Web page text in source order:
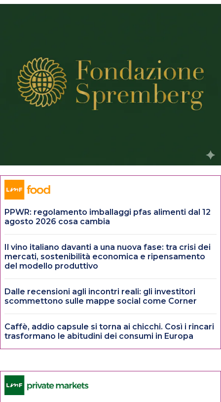
PPWR: regolamento imballaggi pfas alimenti dal 12
agosto 2026 cosa cambia
Il vino italiano davanti a una nuova fase: tra crisi dei
mercati, sostenibilità economica e ripensamento
del modello produttivo
Dalle recensioni agli incontri reali: gli investitori
scommettono sulle mappe social come Corner
Caffè, addio capsule si torna ai chicchi. Così i rincari
trasformano le abitudini dei consumi in Europa